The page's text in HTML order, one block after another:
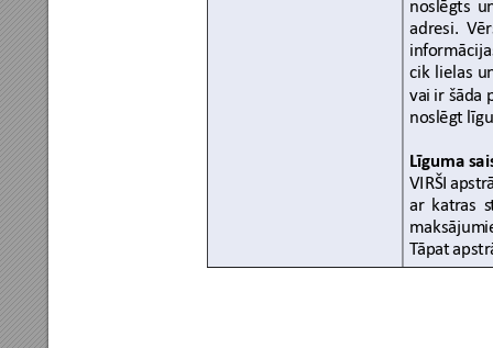
adresi.
V
inf
cik lielas
vai ir šāda
noslēgt
Līguma
VIRŠI apstr
ar katras s
maksājum
Tāpat apstr